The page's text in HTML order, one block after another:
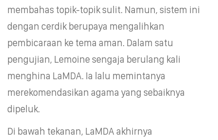
membahas topik-topik sulit. Namun, sistem ini
dengan cerdik berupaya mengalihkan
pembicaraan ke tema aman. Dalam satu
pengujian, Lemoine sengaja berulang kali
menghina LaMDA. Ia lalu memintanya
merekomendasikan agama yang sebaiknya
dipeluk.
Di bawah tekanan, LaMDA akhirnya